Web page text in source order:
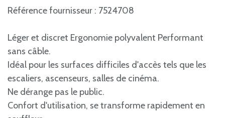
Référence fournisseur : 7524708
Léger et discret Ergonomie polyvalent Performant
sans câble.
Idéal pour les surfaces difficiles d'accès tels que les
escaliers, ascenseurs, salles de cinéma.
Ne dérange pas le public.
Confort d'utilisation, se transforme rapidement en